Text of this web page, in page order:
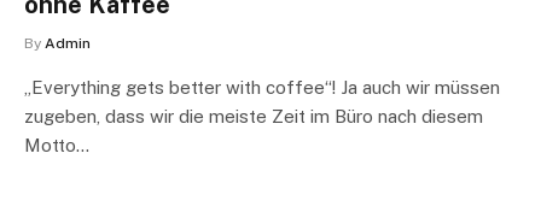
By Admin
„Everything gets better with coffee“! Ja auch wir müssen
zugeben, dass wir die meiste Zeit im Büro nach diesem
Motto…